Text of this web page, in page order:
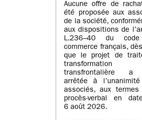
Aucune offre de
été proposée aux
de la société,
aux dispositions de
L.236–40 du
commerce français,
que le projet de
transformation
transfrontalière
arrêtée à
associés, aux termes
procès-verbal en
6 août 2026.